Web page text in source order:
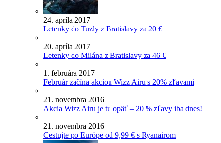
24. apríla 2017
Letenky do Tuzly z Bratislavy za 20 €
20. apríla 2017
Letenky do Milána z Bratislavy za 46 €
1. februára 2017
Február začína akciou Wizz Airu s 20% zľavami
21. novembra 2016
Akcia Wizz Airu je tu opäť – 20 % zľavy iba dnes!
21. novembra 2016
Cestujte po Európe od 9,99 € s Ryanairom